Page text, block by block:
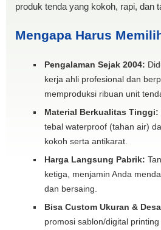
produk tenda yang kokoh, rapi, dan
Mengapa Harus
Pengalaman Sejak 2004:
kerja ahli profesional dan
memproduksi ribuan unit
Material Berkualitas Tinggi:
tebal waterproof (tahan air)
kokoh serta antikarat.
Harga Langsung Pabrik:
ketiga, menjamin Anda
dan bersaing.
Bisa Custom Ukuran &
promosi sablon/digital